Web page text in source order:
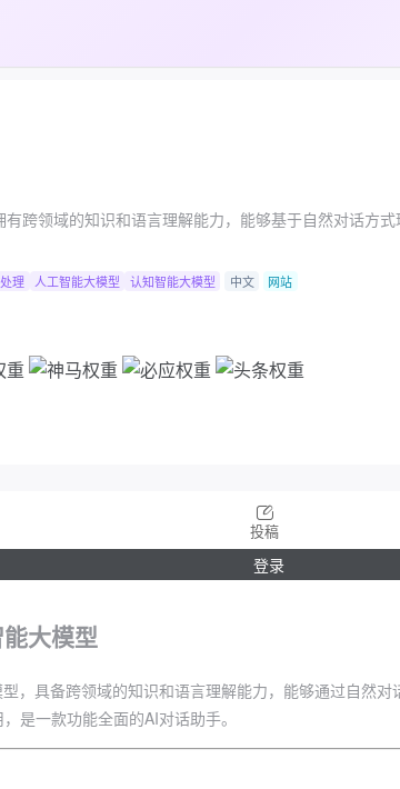
投稿
登录
跨领域的知识和语言理解能力，能够基于自然对话方
理 人工智能大模型 认知智能大模型 中文 网站
大模型
，具备跨领域的知识和语言理解能力，能够通过自然
是一款功能全面的AI对话助手。